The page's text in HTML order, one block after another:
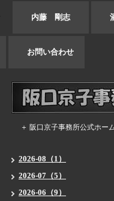
内藤 剛志
お問い合わせ
＋ 阪口京子事務所公式ホー
2026-08（1）
2026-07（5）
2026-06（9）